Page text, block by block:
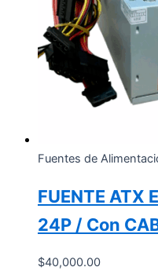
Fuentes de
FUENTE ATX
24P / Con
$40,000.00